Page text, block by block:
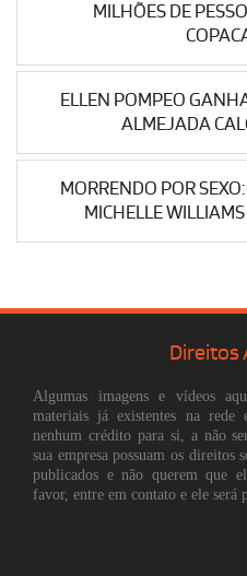
MILHÕES DE
ELLEN POMPEO
ALMEJADA
MORRENDO POR
MICHELLE
Direitos
Algumas imagens e vídeos
materiais já existentes na
nenhum crédito para si, a não
sua empresa possuam os direitos
publicados e não querem que
favor, entre em contato e ele será